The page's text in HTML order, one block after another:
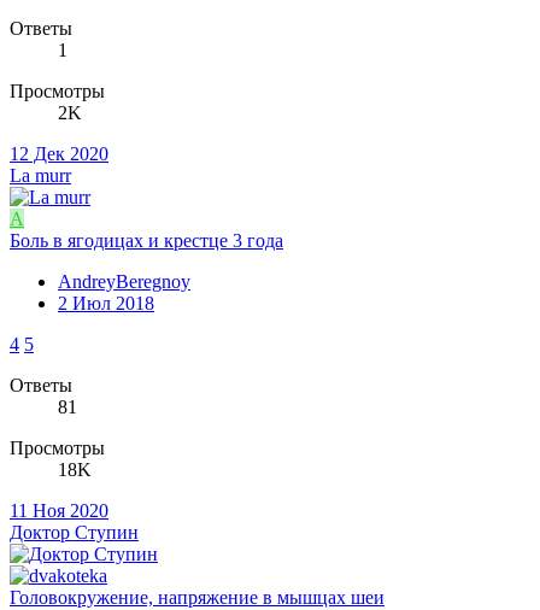
Ответы
1
Просмотры
2K
12 Дек 2020
La murr
A
Боль в ягодицах и крестце 3 года
AndreyBeregnoy
2 Июл 2018
4 5
Ответы
81
Просмотры
18K
11 Ноя 2020
Доктор Ступин
Головокружение, напряжение в мышцах шеи